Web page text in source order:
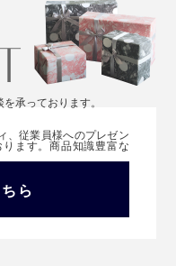
承っております。
、従業員様へのプレゼン
ます。商品知識豊富な
ら